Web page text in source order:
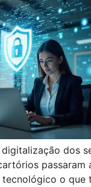
dos
passaram
o que